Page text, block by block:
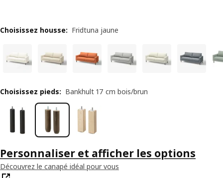
Choisissez housse: Fridtuna jaune
Choisissez pieds: Bankhult 17 cm bois/brun
Personnaliser et afficher les options
Découvrez le canapé idéal pour vous